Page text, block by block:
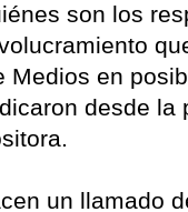
son los
Medios en
desde la
un llamado